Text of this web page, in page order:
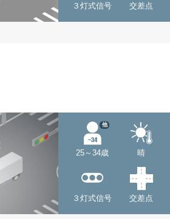
３灯式信号 交差点
25～34歳
他
晴
３灯式信号 交差点